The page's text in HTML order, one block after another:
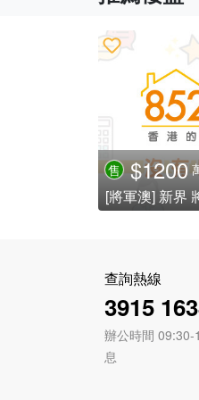
售 $1200
[將軍澳] 新界
查詢熱線
3915
辦公時間
息